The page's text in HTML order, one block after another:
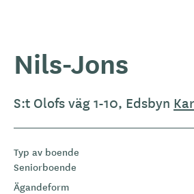
Nils-Jons
S:t Olofs väg 1-10, Edsbyn
Typ av boende
Seniorboende
Ägandeform